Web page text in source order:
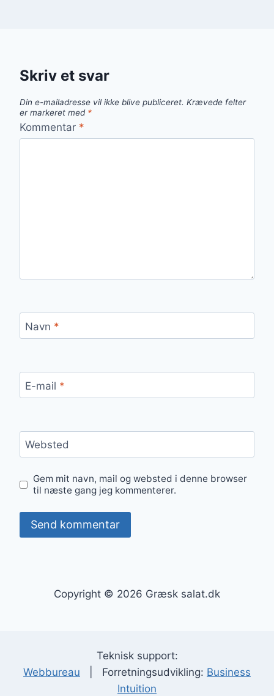
Skriv et svar
Din e-mailadresse vil ikke blive publiceret. Krævede felter
er markeret med *
Kommentar *
Navn *
E-mail *
Websted
Gem mit navn, mail og websted i denne browser
til næste gang jeg kommenterer.
Copyright © 2026 Græsk salat.dk
Teknisk support:
Webbureau | Forretningsudvikling: Business
Intuition